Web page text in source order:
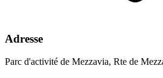
Adresse
Parc d'activité de Mezzavia, Rte de